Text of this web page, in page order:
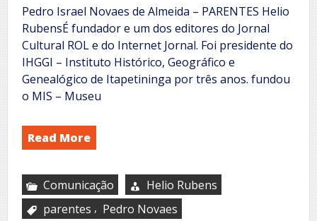
Pedro Israel Novaes de Almeida – PARENTES Helio
RubensÉ fundador e um dos editores do Jornal
Cultural ROL e do Internet Jornal. Foi presidente do
IHGGI – Instituto Histórico, Geográfico e
Genealógico de Itapetininga por três anos. fundou
o MIS – Museu
Read More
Comunicação
Helio Rubens
parentes , Pedro Novaes